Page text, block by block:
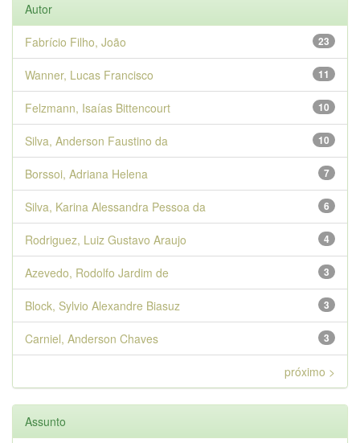
Autor
23
Fabrício Filho, João
11
Wanner, Lucas Francisco
10
Felzmann, Isaías Bittencourt
10
Silva, Anderson Faustino da
7
Borssoi, Adriana Helena
6
Silva, Karina Alessandra Pessoa da
4
Rodriguez, Luiz Gustavo Araujo
3
Azevedo, Rodolfo Jardim de
3
Block, Sylvio Alexandre Biasuz
3
Carniel, Anderson Chaves
próximo >
Assunto